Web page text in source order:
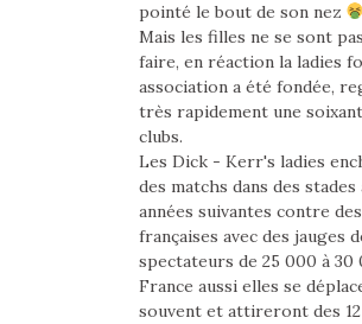
pointé le bout de son nez
Mais les filles ne se sont
faire, en réaction la ladies
association a été fondée,
très rapidement une
clubs.
Les Dick - Kerr's ladies
des matchs dans des stades
années suivantes contre
françaises avec des jauges
spectateurs de 25 000 à 30
France aussi elles se
souvent et attireront des